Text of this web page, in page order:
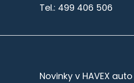
Tel.: 499 406 506
Novinky v HAVEX auto